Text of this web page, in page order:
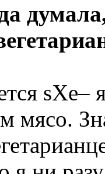
sXe–
мясо.